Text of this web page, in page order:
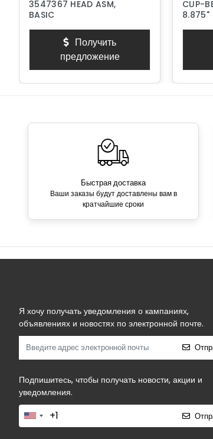
3547367 HEAD ASM,
BASIC
Получить
предложение
CUP-
8.875"
Быстрая доставка
Ваши заказы будут доставлены вам в
кратчайшие сроки
Я хочу получать уведомления о кампаниях,
объявлениях и новостях по электронной почте.
Подпишитесь, чтобы получать новости, акции и
уведомления.